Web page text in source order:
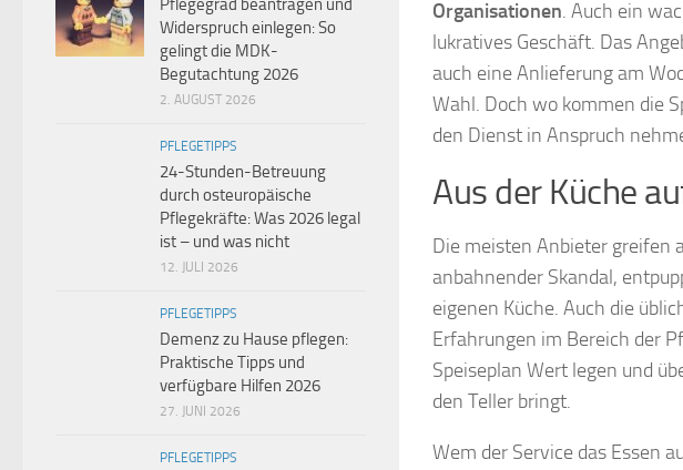
Organisationen. Auch ein
lukratives Geschäft. Das
auch eine Anlieferung am
Wahl. Doch wo kommen die
den Dienst in Anspruch
Aus der Küche
Die meisten Anbieter greifen
anbahnender Skandal,
eigenen Küche. Auch die
Erfahrungen im Bereich der
Speiseplan Wert legen und
den Teller bringt.
Wem der Service das Essen
Pflegegrad beantragen und
Widerspruch einlegen: So
gelingt die MDK-
Begutachtung 2026
2. AUGUST 2026
PFLEGETIPPS
24-Stunden-Betreuung
durch osteuropäische
Pflegekräfte: Was 2026 legal
ist – und was nicht
12. JULI 2026
PFLEGETIPPS
Demenz zu Hause pflegen:
Praktische Tipps und
verfügbare Hilfen 2026
27. JUNI 2026
PFLEGETIPPS